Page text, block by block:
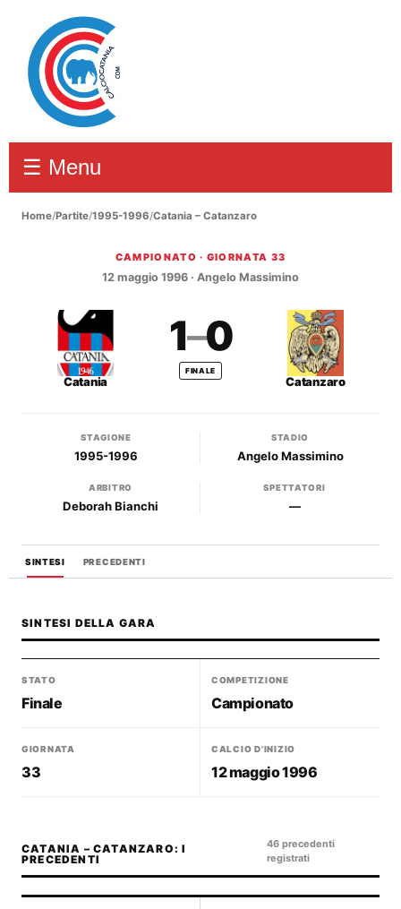
☰ Menu
Home/Partite/1995-1996/Catania – Catanzaro
Catania – Catanzaro 1–0CAMPIONATO · GIORNATA 33
12 maggio 1996 · Angelo Massimino
Catania
1–0
FINALE
Catanzaro
STAGIONE
1995-1996
STADIO
Angelo Massimino
ARBITRO
Deborah Bianchi
SPETTATORI
—
SINTESI PRECEDENTI
SINTESI DELLA GARA
STATO
Finale
COMPETIZIONE
Campionato
GIORNATA
33
CALCIO D'INIZIO
12 maggio 1996
CATANIA – CATANZARO: I
PRECEDENTI
46 precedenti
registrati